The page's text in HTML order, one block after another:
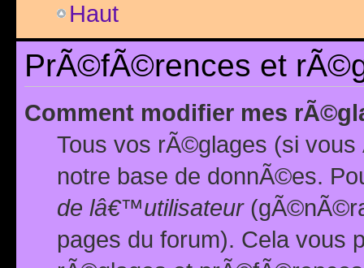
Haut
PrÃ©fÃ©rences et
Comment modifier mes
Tous vos rÃ©glages (si
notre base de donnÃ©es.
de lâ€™utilisateur
pages du forum). Cela vous